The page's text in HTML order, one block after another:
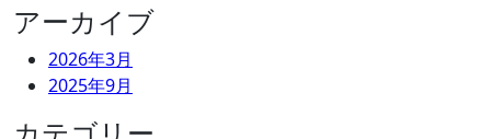
アーカイブ
2026年3月
2025年9月